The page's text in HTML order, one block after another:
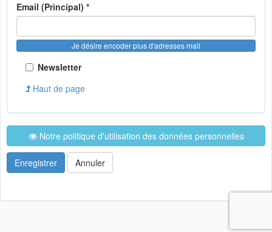
Email (Principal) *
Je désire encoder plus d'adresses mail
Newsletter
Haut de page
Notre politique d'utilisation des données personnelles
Enregistrer Annuler